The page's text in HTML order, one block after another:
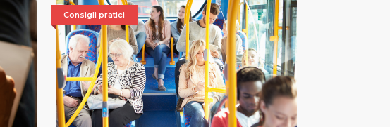
Consigli pratici